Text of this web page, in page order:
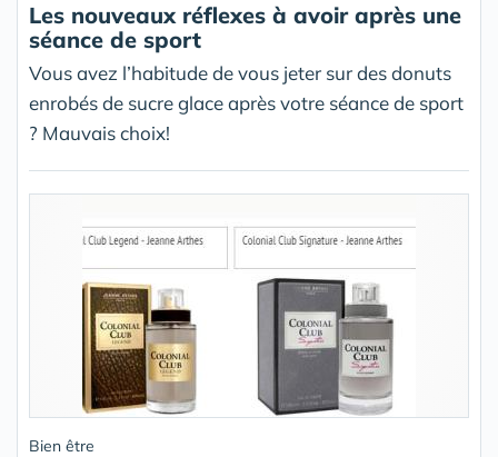
Les nouveaux réflexes à avoir après une
séance de sport
Vous avez l’habitude de vous jeter sur des donuts
enrobés de sucre glace après votre séance de sport
? Mauvais choix!
Bien être